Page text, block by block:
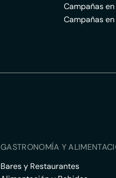
Campañas
Campañas
GASTRONOMÍA Y
Bares y Restaurantes